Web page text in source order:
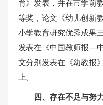
育》发表，并在市学前
等奖，论文《幼儿创新
小学教育研究优秀成果
发表在《中国教师报―
文分别发表在《幼教报
上。
四、存在不足与努